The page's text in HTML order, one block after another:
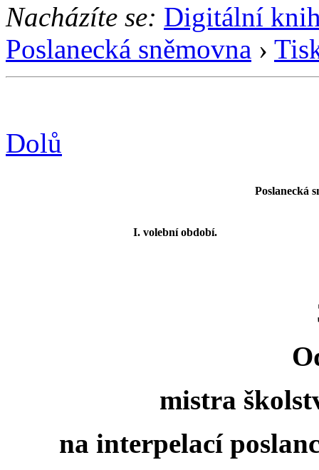
Nacházíte se: Digitální
Poslanecká sněmovna ›
Dolů
Poslanecká
I. volební období.
mistra
na interpelací